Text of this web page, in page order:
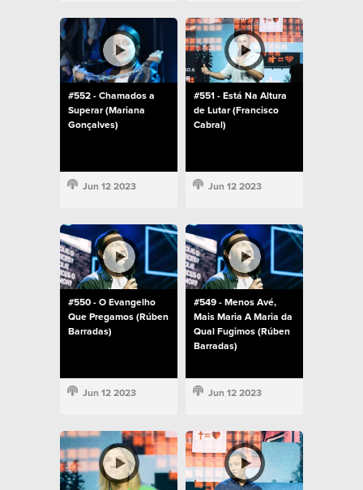
#552 - Chamados a
Superar (Mariana
Gonçalves)
Jun 12 2023
#551 - Está Na Altura
de Lutar (Francisco
Cabral)
Jun 12 2023
#550 - O Evangelho
Que Pregamos (Rúben
Barradas)
Jun 12 2023
#549 - Menos Avé,
Mais Maria A Maria da
Qual Fugimos (Rúben
Barradas)
Jun 12 2023